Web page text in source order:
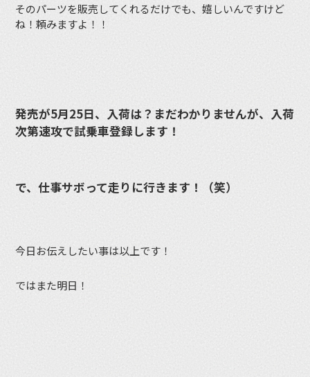
そのパーツを販売してくれるだけでも、嬉しいんですけど
ね！頼みますよ！！
発売が5月25日、入荷は？まだわかりませんが、入荷
次第速攻で試乗車登録します！
で、仕事サボって走りに行きます！（笑）
今日お伝えしたい事は以上です！
ではまた明日！